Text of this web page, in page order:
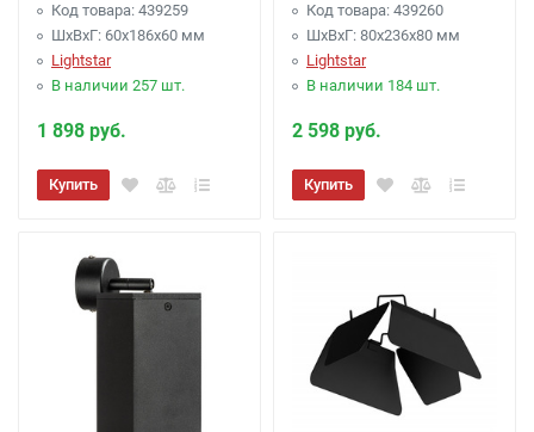
Код товара: 439259
ШхВхГ: 60x186x60 мм
Lightstar
В наличии 257 шт.
1 898 руб.
Купить
Код товара: 439260
ШхВхГ: 80x236x80 мм
Lightstar
В наличии 184 шт.
2 598 руб.
Купить